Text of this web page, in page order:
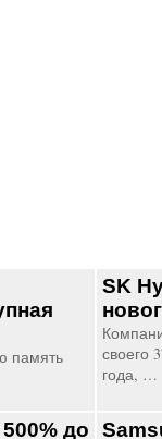
память
SK
своего
года, …
до